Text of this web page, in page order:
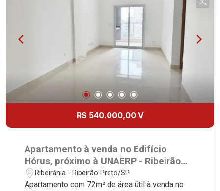
R$ 540.000,00 V
Apartamento à venda no Edifício
Hórus, próximo à UNAERP - Ribeirão
Preto/SP.
Ribeirânia - Ribeirão Preto/SP
Apartamento com 72m² de área útil à venda no